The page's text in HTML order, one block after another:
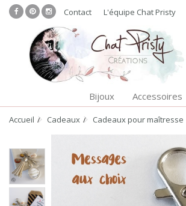
Contact L'équipe Chat Pristy
Bijoux Accessoires
Accueil Cadeaux Cadeaux pour maîtresse